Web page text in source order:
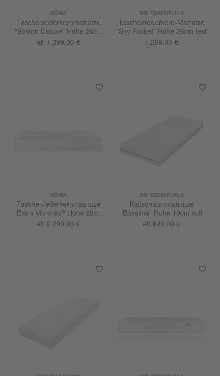
RÖWA
Taschenfederkernmatratze
"Boston Deluxe" Höhe 26cm
extrafest
ab 1.399,00 €
RID ESSENTIALS
Taschenfederkern-Matratze
"Sky Pocket" Höhe 26cm fest
1.299,00 €
RÖWA
Taschenfederkernmatratze
"Etera Montreal" Höhe 29cm
fest
ab 2.299,00 €
RID ESSENTIALS
Kaltschaummatratze
"Baseline" Höhe 19cm soft
ab 849,00 €